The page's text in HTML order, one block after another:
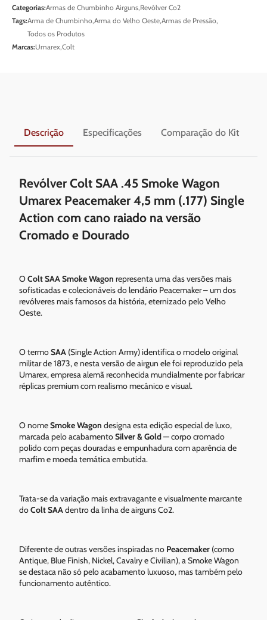
Categorias:Armas de Chumbinho Airguns,Revólver Co2
Tags:Arma de Chumbinho,Arma do Velho Oeste,Armas de Pressão,
Todos os Produtos
Marcas:Umarex,Colt
Descrição Especificações Comparação do Kit
Revólver Colt SAA .45 Smoke Wagon
Umarex Peacemaker 4,5 mm (.177) Single
Action com cano raiado na versão
Cromado e Dourado
OColt SAA Smoke Wagon representa uma das versões mais
sofisticadas e colecionáveis do lendário Peacemaker – um dos
revólveres mais famosos da história, eternizado pelo Velho
Oeste.
O termoSAA (Single Action Army) identifica o modelo original
militar de 1873, e nesta versão de airgun ele foi reproduzido pela
Umarex, empresa alemã reconhecida mundialmente por fabricar
réplicas premium com realismo mecânico e visual.
O nomeSmoke Wagon designa esta edição especial de luxo,
marcada pelo acabamentoSilver & Gold— corpo cromado
polido com peças douradas e empunhadura com aparência de
marfim e moeda temática embutida.
Trata-se da variação mais extravagante e visualmente marcante
doColt SAAdentro da linha de airguns Co2.
Diferente de outras versões inspiradas no Peacemaker (como
Antique, Blue Finish, Nickel, Cavalry e Civilian), a Smoke Wagon
se destaca não só pelo acabamento luxuoso, mas também pelo
funcionamento autêntico.